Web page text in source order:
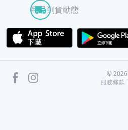
商品到貨動態
APP Store
facebook ©2026
服務條款